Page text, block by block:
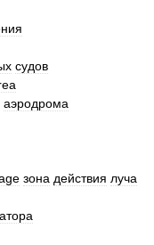
судов
аэродрома
зона действия луча